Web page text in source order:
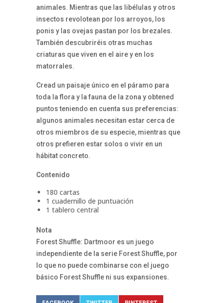
animales. Mientras que las libélulas y otros
insectos revolotean por los arroyos, los
ponis y las ovejas pastan por los brezales.
También descubriréis otras muchas
criaturas que viven en el aire y en los
matorrales.
Cread un paisaje único en el páramo para
toda la flora y la fauna de la zona y obtened
puntos teniendo en cuenta sus preferencias:
algunos animales necesitan estar cerca de
otros miembros de su especie, mientras que
otros prefieren estar solos o vivir en un
hábitat concreto.
Contenido
180 cartas
1 cuadernillo de puntuación
1 tablero central
Nota
Forest Shuffle: Dartmoor es un juego
independiente de la serie Forest Shuffle, por
lo que no puede combinarse con el juego
básico Forest Shuffle ni sus expansiones.